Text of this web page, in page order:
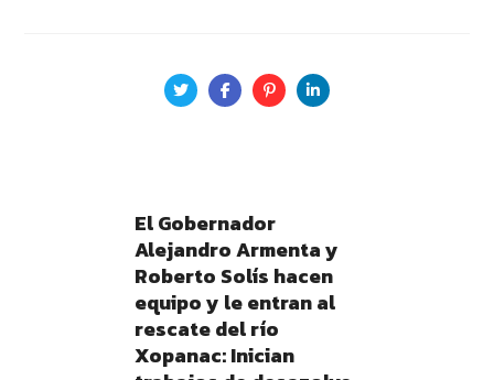
El Gobernador
Alejandro Armenta y
Roberto Solís hacen
equipo y le entran al
rescate del río
Xopanac: Inician